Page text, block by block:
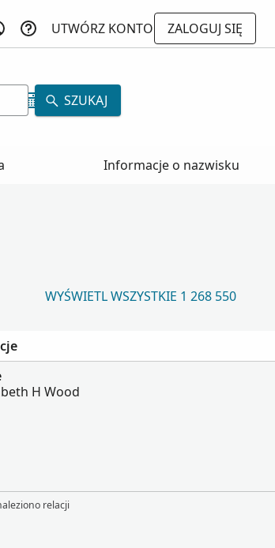
UTWÓRZ KONTO
ZALOGUJ SIĘ
SZUKAJ
Informacje o nazwisku
WYŚWIETL WSZYSTKIE 1 268 550
H Wood
relacji